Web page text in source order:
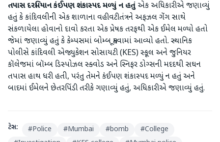
તપાસ દરમિયાન કંઈપણ શંકાસ્પદ મળ્યું ન હતુંએક અધિકારીએ જણાવ્યું
હતું કે કાંદિવલીની એક શાળાના વહીવટીતંત્રને અફઝલ ગેંગ સાથે
સંકળાયેલા હોવાનો દાવો કરતા એક પ્રેષક તરફથી એક ઈમેલ મળ્યો હતો
જેમાં જણાવ્યું હતું કે કેમ્પસમાં બોમ્બ મૂકવામાં આવ્યો હતો. સ્થાનિક
પોલીસે કાંદિવલી એજ્યુકેશન સોસાયટી (KES) સ્કૂલ અને જુનિયર
કૉલેજમાં બૉમ્બ ડિસ્પોઝલ સ્ક્વોડ અને સ્નિફર ડોગ્સની મદદથી સઘન
તપાસ હાથ ધરી હતી, પરંતુ તેમને કંઈપણ શંકાસ્પદ મળ્યું ન હતું અને
બાદમાં ઈમેલને છેતરપિંડી તરીકે ગણાવ્યું હતું, અધિકારીએ જણાવ્યું હતું.
ટેગ્સ: #Police #Mumbai #bomb #College